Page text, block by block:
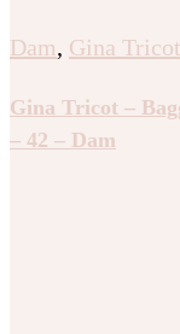
Dam, Gina Tricot
Gina Tricot –
– 42 – Dam